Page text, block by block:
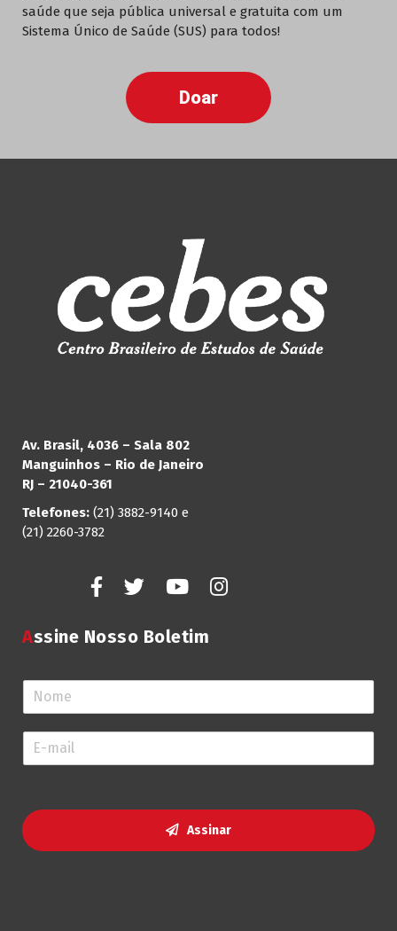
saúde que seja pública universal e gratuita com um
Sistema Único de Saúde (SUS) para todos!
Doar
Av. Brasil, 4036 – Sala 802
Manguinhos – Rio de Janeiro
RJ – 21040-361
Telefones: (21) 3882-9140 e
(21) 2260-3782
Assine Nosso Boletim
l
*
Assinar